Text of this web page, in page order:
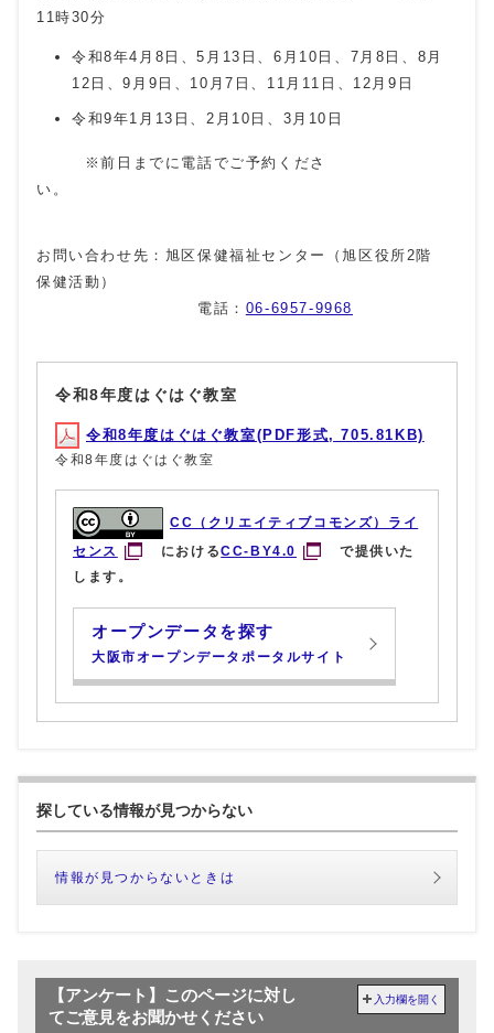
11時30分
令和8年4月8日、5月13日、6月10日、7月8日、8月
12日、9月9日、10月7日、11月11日、12月9日
令和9年1月13日、2月10日、3月10日
※前日までに電話でご予約くださ
い。
お問い合わせ先：旭区保健福祉センター（旭区役所2階
保健活動）
電話： 06-6957-9968
令和8年度はぐはぐ教室
令和8年度はぐはぐ教室(PDF形式, 705.81KB)
令和8年度はぐはぐ教室
CC（クリエイティブコモンズ）ライ
センス
におけるCC-BY4.0
で提供いた
します。
オープンデータを探す
大阪市オープンデータポータルサイト
探している情報が見つからない
情報が見つからないときは
【アンケート】このページに対し
てご意見をお聞かせください
入力欄を開く